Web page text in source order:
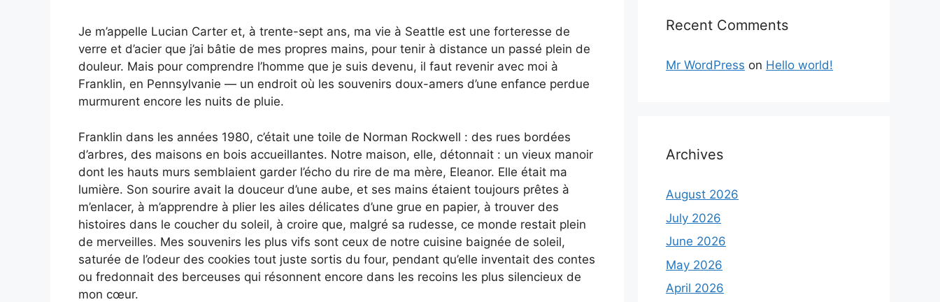
Je m’appelle Lucian Carter et, à trente-sept ans, ma vie à Seattle est une forteresse de
verre et d’acier que j’ai bâtie de mes propres mains, pour tenir à distance un passé plein de
douleur. Mais pour comprendre l’homme que je suis devenu, il faut revenir avec moi à
Franklin, en Pennsylvanie — un endroit où les souvenirs doux-amers d’une enfance perdue
murmurent encore les nuits de pluie.
Franklin dans les années 1980, c’était une toile de Norman Rockwell : des rues bordées
d’arbres, des maisons en bois accueillantes. Notre maison, elle, détonnait : un vieux manoir
dont les hauts murs semblaient garder l’écho du rire de ma mère, Eleanor. Elle était ma
lumière. Son sourire avait la douceur d’une aube, et ses mains étaient toujours prêtes à
m’enlacer, à m’apprendre à plier les ailes délicates d’une grue en papier, à trouver des
histoires dans le coucher du soleil, à croire que, malgré sa rudesse, ce monde restait plein
de merveilles. Mes souvenirs les plus vifs sont ceux de notre cuisine baignée de soleil,
saturée de l’odeur des cookies tout juste sortis du four, pendant qu’elle inventait des contes
ou fredonnait des berceuses qui résonnent encore dans les recoins les plus silencieux de
mon cœur.
Recent Comments
Mr WordPress on Hello world!
Archives
August 2026
July 2026
June 2026
May 2026
April 2026